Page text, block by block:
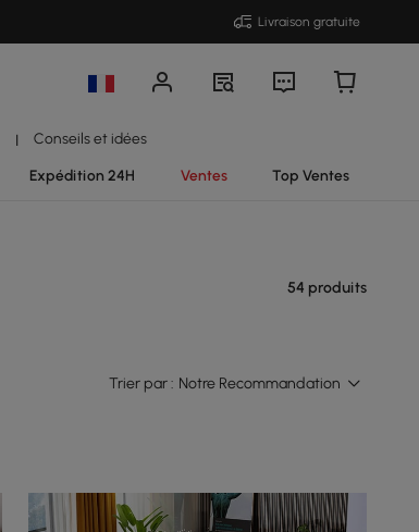
Livraison gratuite
| Conseils et idées
Expédition 24H Ventes Top Ventes
54 produits
Trier par : Notre Recommandation